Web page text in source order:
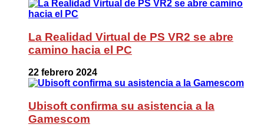
La Realidad Virtual de PS VR2 se abre
camino hacia el PC
22 febrero 2024
Ubisoft confirma su asistencia a la
Gamescom